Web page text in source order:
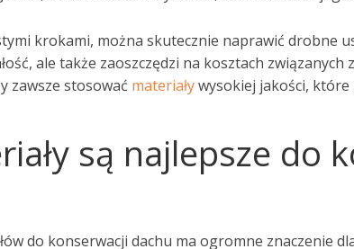
krokami, można skutecznie naprawić drobne
ale także zaoszczędzi na kosztach związanych
zawsze stosować materiaływysokiej jakości, które
są najlepsze do
do konserwacji dachu ma ogromne znaczenie